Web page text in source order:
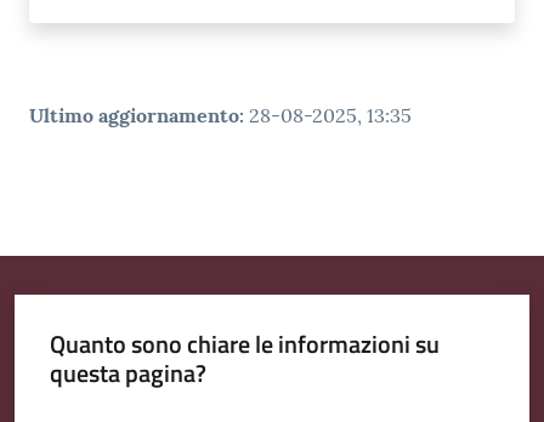
Ultimo aggiornamento: 28-08-2025, 13:35
Quanto sono chiare le informazioni su
questa pagina?